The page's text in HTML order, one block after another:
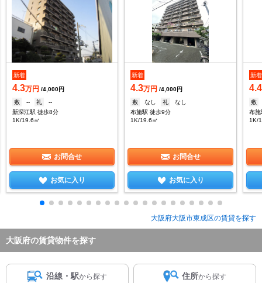
新着
4.3万円 /4,000円
敷
-- 礼
--
新深江駅 徒歩8分
1K/19.6㎡
お問合せ
お気に入り
新着
4.3万円 /4,000円
敷
なし 礼
なし
布施駅 徒歩9分
1K/19.6㎡
お問合せ
お気に入り
新着
4.4
敷
布施
1K/
大阪府大阪市東成区の賃貸を探す
大阪府の賃貸物件を探す
沿線・駅から探す 住所から探す